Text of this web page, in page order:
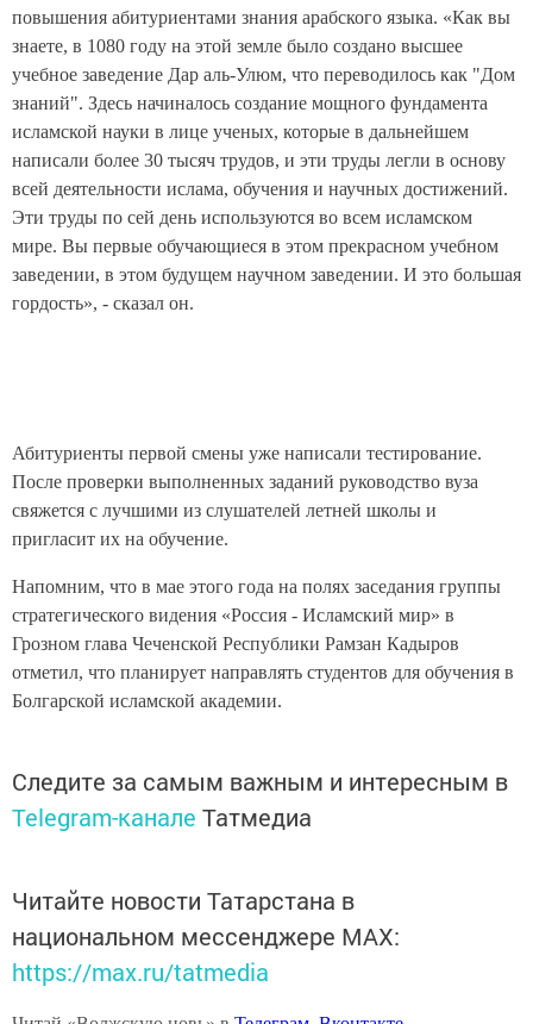
повышения абитуриентами знания арабского языка. «Как вы
знаете, в 1080 году на этой земле было создано высшее
учебное заведение Дар аль-Улюм, что переводилось как "Дом
знаний". Здесь начиналось создание мощного фундамента
исламской науки в лице ученых, которые в дальнейшем
написали более 30 тысяч трудов, и эти труды легли в основу
всей деятельности ислама, обучения и научных достижений.
Эти труды по сей день используются во всем исламском
мире. Вы первые обучающиеся в этом прекрасном учебном
заведении, в этом будущем научном заведении. И это большая
гордость», - сказал он.
Абитуриенты первой смены уже написали тестирование.
После проверки выполненных заданий руководство вуза
свяжется с лучшими из слушателей летней школы и
пригласит их на обучение.
Напомним, что в мае этого года на полях заседания группы
стратегического видения «Россия - Исламский мир» в
Грозном глава Чеченской Республики Рамзан Кадыров
отметил, что планирует направлять студентов для обучения в
Болгарской исламской академии.
Следите за самым важным и интересным в
Telegram-канале Татмедиа
Читайте новости Татарстана в
национальном мессенджере MАХ:
https://max.ru/tatmedia